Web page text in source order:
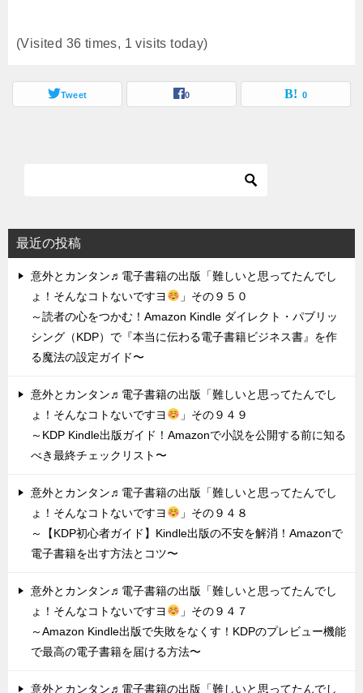
(Visited 36 times, 1 visits today)
Tweet 0 0
最近の投稿
意外とカンタン♬電子書籍の出版「難しいと思ってたんでし
ょ！そんなコトないですヨ
」その９５０
～読者の心をつかむ！Amazon Kindle ダイレクト・パブリッ
シング（KDP）で『本当に伝わる電子書籍ビジネス書』を作
る魔法の設定ガイド〜
意外とカンタン♬電子書籍の出版「難しいと思ってたんでし
ょ！そんなコトないですヨ
」その９４９
～KDP Kindle出版ガイド！Amazonで小説を公開する前に知る
べき最終チェックリスト〜
意外とカンタン♬電子書籍の出版「難しいと思ってたんでし
ょ！そんなコトないですヨ
」その９４８
～【KDP初心者ガイド】Kindle出版の不安を解消！Amazonで
電子書籍を出す方法とコツ〜
意外とカンタン♬電子書籍の出版「難しいと思ってたんでし
ょ！そんなコトないですヨ
」その９４７
～Amazon Kindle出版で失敗をなくす！KDPのプレビュー機能
で最高の電子書籍を届ける方法〜
意外とカンタン♬電子書籍の出版「難しいと思ってたんでし